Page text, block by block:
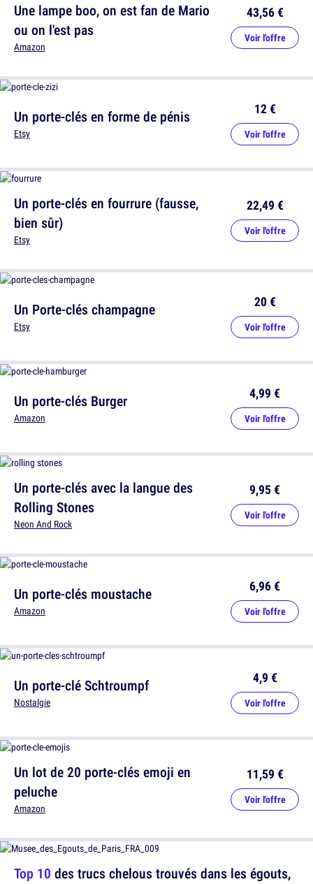
Un porte-clés en forme de pénis
Etsy
12 €
Voir l'offre
Un Porte-clés champagne
Etsy
20 €
Voir l'offre
Un porte-clés avec la langue des
Rolling Stones
Neon And Rock
9,95 €
Voir l'offre
Un lot de 20 porte-clés emoji en
peluche
Amazon
11,59 €
Voir l'offre
Une lampe boo, on est fan de Mario
ou on l'est pas
Amazon
43,56 €
Voir l'offre
Un porte-clés en fourrure (fausse,
bien sûr)
Etsy
22,49 €
Voir l'offre
Un porte-clés Burger
Amazon
4,99 €
Voir l'offre
Un porte-clés moustache
Amazon
6,96 €
Voir l'offre
Un porte-clé Schtroumpf
Nostalgie
4,9 €
Voir l'offre
Top 10 des trucs chelous trouvés dans les égouts,